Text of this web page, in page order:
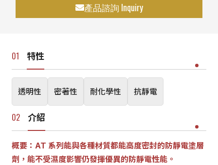
產品諮詢 Inquiry
特性
透明性 密著性 耐化學性 抗靜電
介紹
概要：AT 系列能與各種材質都能高度密封的防靜電塗層
劑，能不受濕度影響仍發揮優異的防靜電性能。